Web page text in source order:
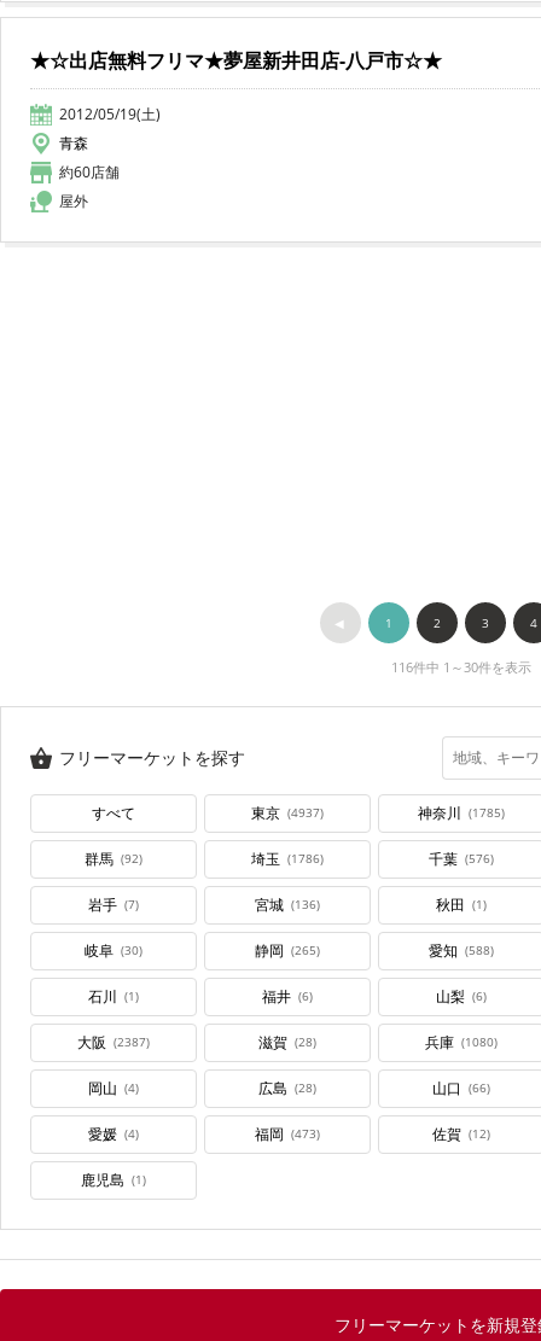
★☆出店無料フリマ★夢屋新井田店-八戸市☆★
2012/05/19(土)
青森
約60店舗
屋外
◀︎ 1 2 3 4
116件中 1～30件を表示
フリーマーケットを探す
すべて 東京 (4937) 神奈川 (1785)
群馬 (92) 埼玉 (1786) 千葉 (576)
岩手 (7) 宮城 (136) 秋田 (1)
岐阜 (30) 静岡 (265) 愛知 (588)
石川 (1) 福井 (6) 山梨 (6)
大阪 (2387) 滋賀 (28) 兵庫 (1080)
岡山 (4) 広島 (28) 山口 (66)
愛媛 (4) 福岡 (473) 佐賀 (12)
鹿児島 (1)
フリーマーケットを新規